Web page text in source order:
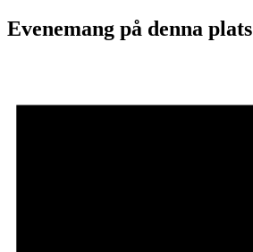
Evenemang på denna plats